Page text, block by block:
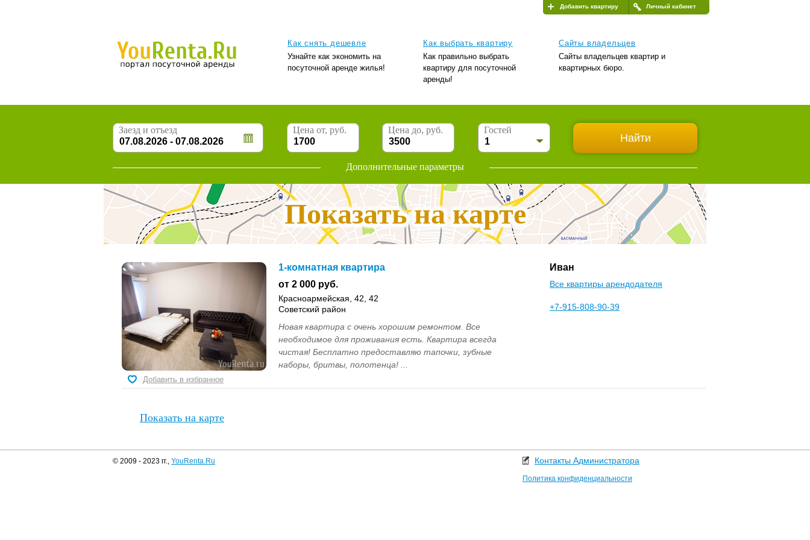
Личный кабинет
Добавить квартиру
Как снять дешевле
Узнайте как экономить на
посуточной аренде жилья!
Как выбрать квартиру
Как правильно выбрать
квартиру для посуточной
аренды!
Сайты владельцев
Сайты владельцев квартир и
квартирных бюро.
Заезд и отъезд Цена от, руб. Цена до, руб. Гостей
Дополнительные параметры
Показать на карте
1-комнатная квартира
от 2 000 руб.
Красноармейская, 42, 42
Советский район
Новая квартира с очень хорошим ремонтом. Все
необходимое для проживания есть. Квартира всегда
чистая! Бесплатно предоставляю тапочки, зубные
наборы, бритвы, полотенца! ...
Иван
Все квартиры арендодателя
+7-915-808-90-39
Добавить в избранное
Показать на карте
© 2009 - 2023 гг., YouRenta.Ru Контакты Администратора
Политика конфиденциальности